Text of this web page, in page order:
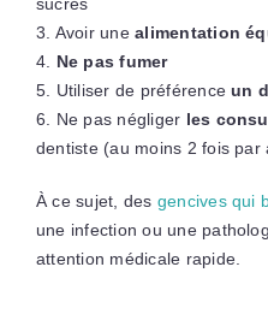
3. Avoir unealimentation
4. Ne pas fumer
5. Utiliser de préférenceun
6. Ne pas négliger les
dentiste (au moins 2 fois par
À ce sujet, des gencives qui
une infection ou une
attention médicale rapide.